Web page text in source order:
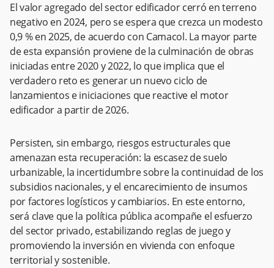
El valor agregado del sector edificador cerró en terreno
negativo en 2024, pero se espera que crezca un modesto
0,9 % en 2025, de acuerdo con Camacol. La mayor parte
de esta expansión proviene de la culminación de obras
iniciadas entre 2020 y 2022, lo que implica que el
verdadero reto es generar un nuevo ciclo de
lanzamientos e iniciaciones que reactive el motor
edificador a partir de 2026.
Persisten, sin embargo, riesgos estructurales que
amenazan esta recuperación: la escasez de suelo
urbanizable, la incertidumbre sobre la continuidad de los
subsidios nacionales, y el encarecimiento de insumos
por factores logísticos y cambiarios. En este entorno,
será clave que la política pública acompañe el esfuerzo
del sector privado, estabilizando reglas de juego y
promoviendo la inversión en vivienda con enfoque
territorial y sostenible.